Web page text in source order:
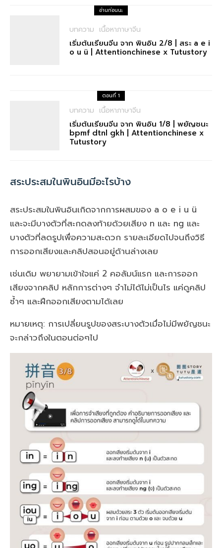
อ่านก่อนนะ
บทความ เนื้อหาภาษาจีน
เริ่มต้นเรียนจีน จาก พินอิน 2/8 | สระ a e i
o u ü | Attentionchinese x Tutustory
ตอนที่ 1
บทความ เนื้อหาภาษาจีน
เริ่มต้นเรียนจีน จาก พินอิน 1/8 | พยัญชนะ
bpmf dtnl gkh | Attentionchinese x
Tutustory
สระประสมในพินอินมีอะไรบ้าง
สระประสมในพินอินเกิดจากการผสมของ a o e i u ü
และจะมีบางตัวที่สะกดลงท้ายด้วยเสียง n และ ng และ
บางตัวที่ลดรูปเพื่อความสะดวก รายละเอียดไปจนถึงวิธี
การออกเสียงและคลิปสอนอยู่ด้านล่างเลย
เช่นเดิม พยายามเข้าใจแค่ 2 คอลัมน์แรก และการออก
เสียงจากคลิป หลักการต่างๆ จำไม่ได้ไม่เป็นไร แค่ดูคลิป
ซ้ำๆ และฝึกออกเสียงตามได้เลย
หมายเหตุ: การเปลี่ยนรูปของสระบางตัวเมื่อไม่มีพยัญชนะ
จะกล่าวถึงในตอนต่อๆไป